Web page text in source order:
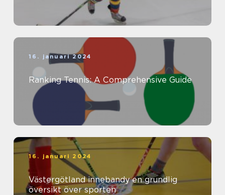
16. januari 2024
Ranking Tennis: A Comprehensive Guide
16. januari 2024
Västergötland innebandy en grundlig
översikt över sporten